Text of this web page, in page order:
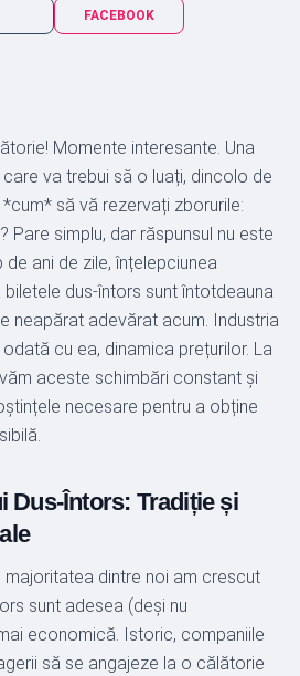
FACEBOOK
Momente interesante. Una
va trebui să o luați, dincolo de
să vă rezervați zborurile:
Pare simplu, dar răspunsul nu este
ani de zile, înțelepciunea
dus-întors sunt întotdeauna
neapărat adevărat acum. Industria
cu ea, dinamica prețurilor. La
aceste schimbări constant și
necesare pentru a obține
Dus-Întors: Tradiție și
dintre noi am crescut
sunt adesea (deși nu
economică. Istoric, companiile
să se angajeze la o călătorie